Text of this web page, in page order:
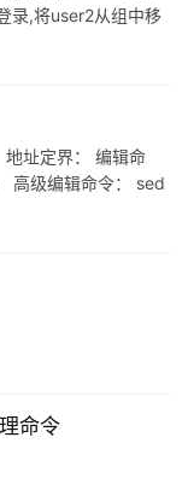
录,将user2从组中移
2、三种权限
址定界： 编辑命
高级编辑命令： sed
）：i\命令 退出：
命令